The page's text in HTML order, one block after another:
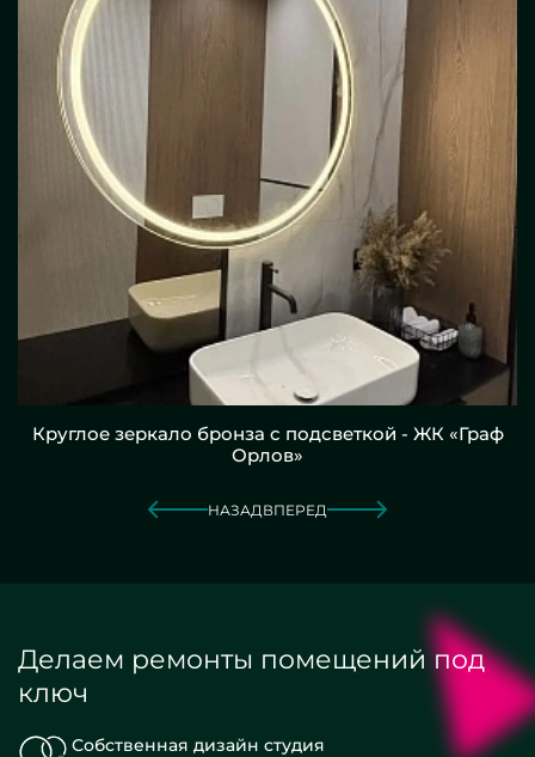
Круглое зеркало бронза с подсветкой - ЖК «Граф
Орлов»
НАЗАД ВПЕРЕД
Делаем ремонты помещений под
ключ
Собственная дизайн студия